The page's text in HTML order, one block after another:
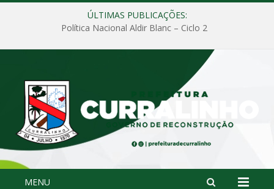
ÚLTIMAS PUBLICAÇÕES:
Política Nacional Aldir Blanc – Ciclo 2
MENU